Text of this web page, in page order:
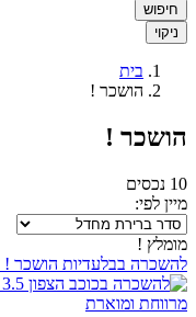
חיפוש
ניקוי
בית
הושכר !
הושכר !
10 נכסים
מיין לפי:
מומלץ !
להשכרה בבלעדיות הושכר !